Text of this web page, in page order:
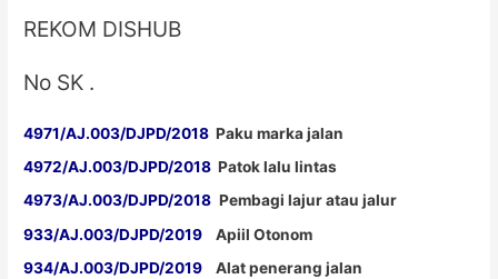
REKOM DISHUB
No SK .
4971/AJ.003/DJPD/2018 Paku marka jalan
4972/AJ.003/DJPD/2018 Patok lalu lintas
4973/AJ.003/DJPD/2018 Pembagi lajur atau jalur
933/AJ.003/DJPD/2019 Apiil Otonom
934/AJ.003/DJPD/2019 Alat penerang jalan